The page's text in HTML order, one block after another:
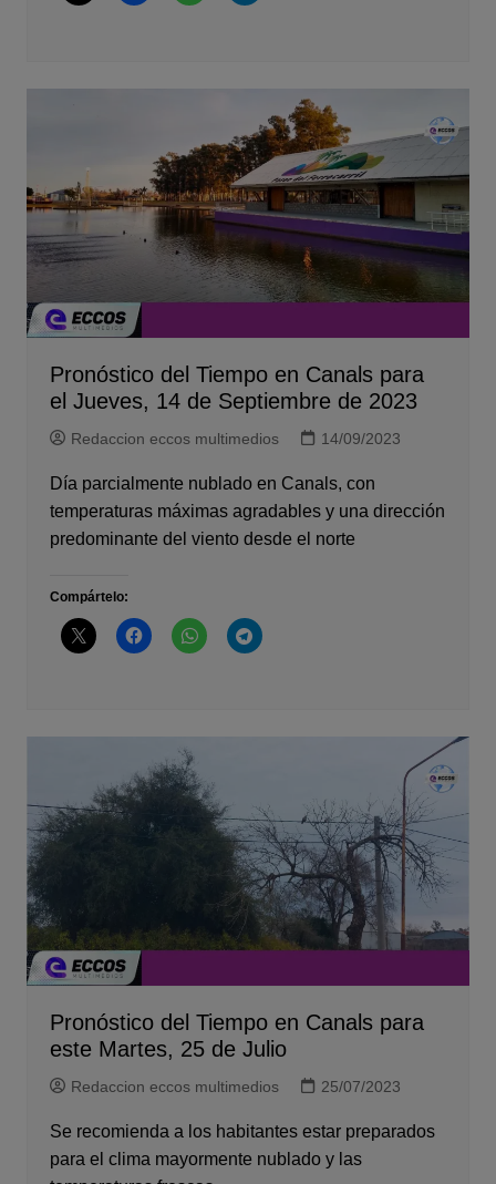
Pronóstico del Tiempo en Canals para
el Jueves, 14 de Septiembre de 2023
Redaccion eccos multimedios 14/09/2023
Día parcialmente nublado en Canals, con
temperaturas máximas agradables y una dirección
predominante del viento desde el norte
Compártelo:
Pronóstico del Tiempo en Canals para
este Martes, 25 de Julio
Redaccion eccos multimedios 25/07/2023
Se recomienda a los habitantes estar preparados
para el clima mayormente nublado y las